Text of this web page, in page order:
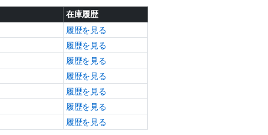
在庫履歴
履歴を見る
履歴を見る
履歴を見る
履歴を見る
履歴を見る
履歴を見る
履歴を見る